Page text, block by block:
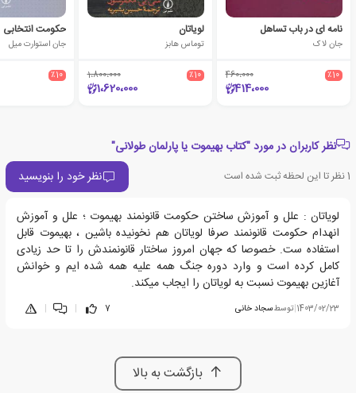
نامه ای در باب تساهل
جان لاک
٪10 460،000
414،000
لویاتان
توماس هابز
٪10 1،800،000
1،620،000
حکومت انتخابی
جان استوارت میل
٪10
نظر کاربران در مورد "کتاب بهیموت یا پارلمان طولانی"
1نظر تا این لحظه ثبت شده است نظر خود را بنویسید
لویاتان : علل و آموزش ساختن حکومت قانونمند بهیموت ؛ علل و آموزش
انهدام حکومت قانونمند صرفا لویاتان هم نخونیده باشین ، بهیموت قابل
استفاده ست. خصوصا که جهان امروز ساختار قانونمندش را تا حد زیادی
کامل کرده است و وارد دوره جنگ همه علیه همه شده ایم و خوانش
آغازین بهیموت نسبت به لویاتان را ایجاب میکند.
1403/02/23
|توسطسجاد خانی 7
|
|
بازگشت به بالا